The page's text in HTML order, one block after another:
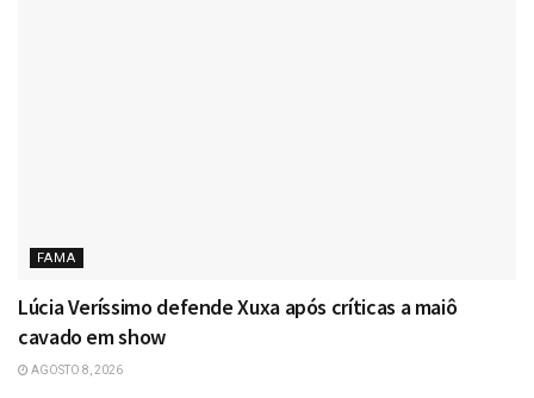
FAMA
Lúcia Veríssimo defende Xuxa após críticas a maiô
cavado em show
AGOSTO 8, 2026